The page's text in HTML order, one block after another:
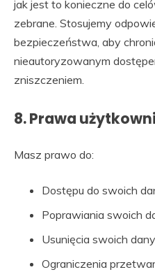
jak jest to konieczne do
zebrane. Stosujemy
bezpieczeństwa, aby
nieautoryzowanym
zniszczeniem.
8. Prawa
Masz prawo do:
Dostępu do swoich
Poprawiania swoich
Usunięcia swoich
Ograniczenia